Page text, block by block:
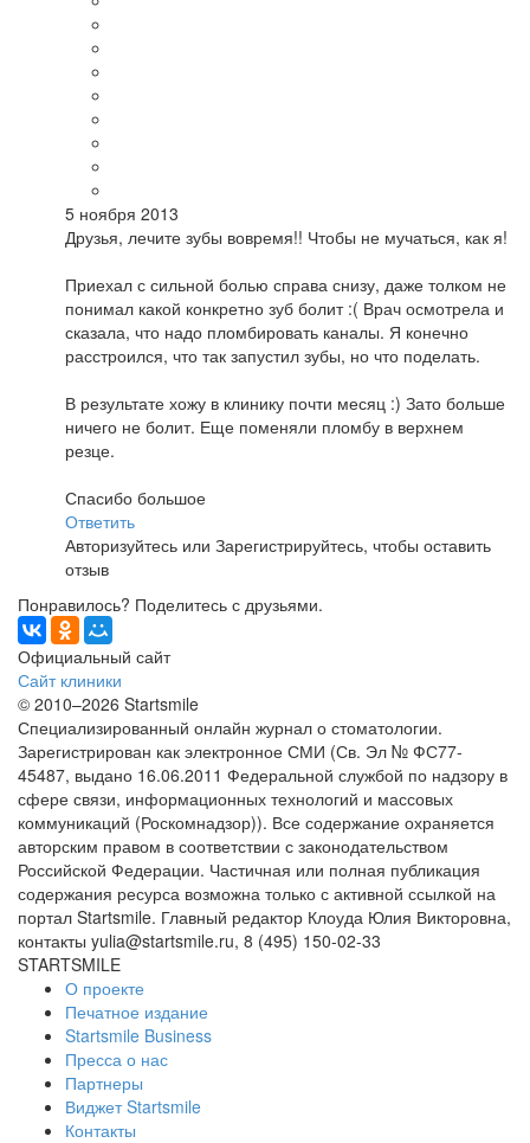
5 ноября 2013
Друзья, лечите зубы вовремя!! Чтобы не мучаться, как я!
Приехал с сильной болью справа снизу, даже толком не
понимал какой конкретно зуб болит :( Врач осмотрела и
сказала, что надо пломбировать каналы. Я конечно
расстроился, что так запустил зубы, но что поделать.
В результате хожу в клинику почти месяц :) Зато больше
ничего не болит. Еще поменяли пломбу в верхнем
резце.
Спасибо большое
Ответить
Авторизуйтесь или Зарегистрируйтесь, чтобы оставить
отзыв
Понравилось? Поделитесь с друзьями.
Официальный сайт
Сайт клиники
© 2010–2026 Startsmile
Специализированный онлайн журнал о стоматологии.
Зарегистрирован как электронное СМИ (Св. Эл № ФС77-
45487, выдано 16.06.2011 Федеральной службой по надзору в
сфере связи, информационных технологий и массовых
коммуникаций (Роскомнадзор)). Все содержание охраняется
авторским правом в соответствии с законодательством
Российской Федерации. Частичная или полная публикация
содержания ресурса возможна только с активной ссылкой на
портал Startsmile. Главный редактор Клоуда Юлия Викторовна,
контакты yulia@startsmile.ru, 8 (495) 150-02-33
STARTSMILE
О проекте
Печатное издание
Startsmile Business
Пресса о нас
Партнеры
Виджет Startsmile
Контакты